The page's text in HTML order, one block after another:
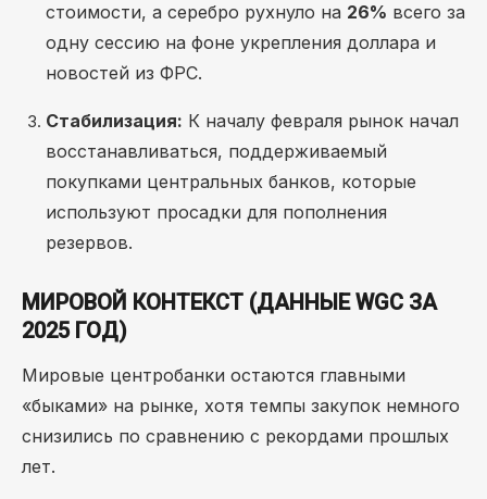
стоимости, а серебро рухнуло на 26% всего за
одну сессию на фоне укрепления доллара и
новостей из ФРС.
Стабилизация: К началу февраля рынок начал
восстанавливаться, поддерживаемый
покупками центральных банков, которые
используют просадки для пополнения
резервов.
МИРОВОЙ КОНТЕКСТ (ДАННЫЕ WGC ЗА
2025 ГОД)
Мировые центробанки остаются главными
«быками» на рынке, хотя темпы закупок немного
снизились по сравнению с рекордами прошлых
лет.